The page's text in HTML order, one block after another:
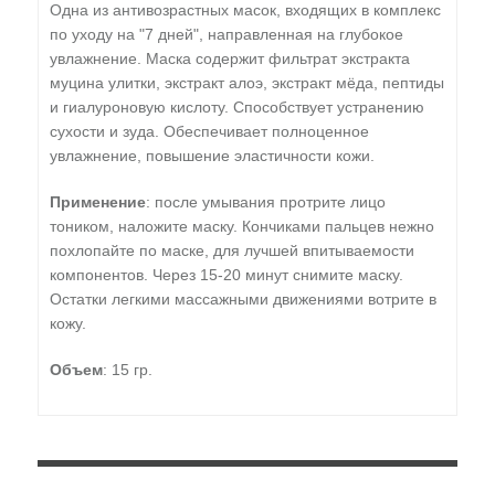
Одна из антивозрастных масок, входящих в комплекс
по уходу на "7 дней", направленная на глубокое
увлажнение. Маска содержит фильтрат экстракта
муцина улитки, экстракт алоэ, экстракт мёда, пептиды
и гиалуроновую кислоту. Способствует устранению
сухости и зуда. Обеспечивает полноценное
увлажнение, повышение эластичности кожи.
Применение: после умывания протрите лицо
тоником, наложите маску. Кончиками пальцев нежно
похлопайте по маске, для лучшей впитываемости
компонентов. Через 15-20 минут снимите маску.
Остатки легкими массажными движениями вотрите в
кожу.
Объем: 15 гр.